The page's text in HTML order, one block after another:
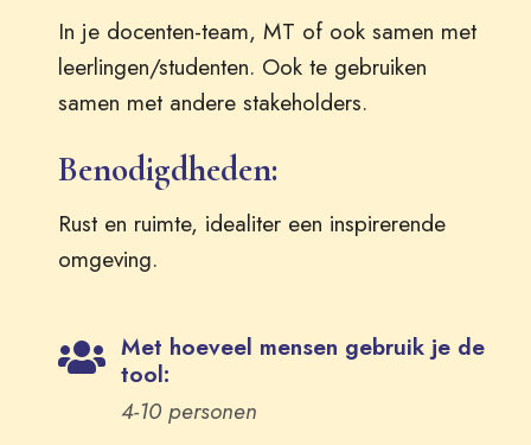
In je docenten-team, MT of ook samen met
leerlingen/studenten. Ook te gebruiken
samen met andere stakeholders.
Benodigdheden:
Rust en ruimte, idealiter een inspirerende
omgeving.
Met hoeveel mensen gebruik je de
tool:
4-10 personen